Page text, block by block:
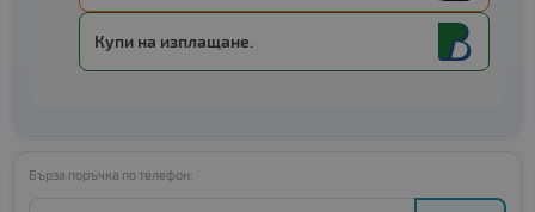
Купи на изплащане.
Бърза поръчка по телефон: